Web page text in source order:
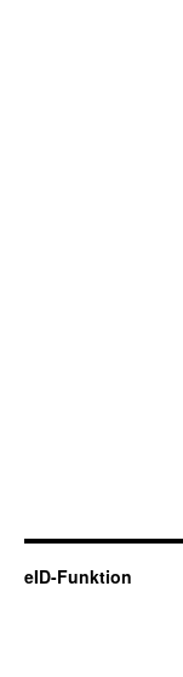
eID-Funktion